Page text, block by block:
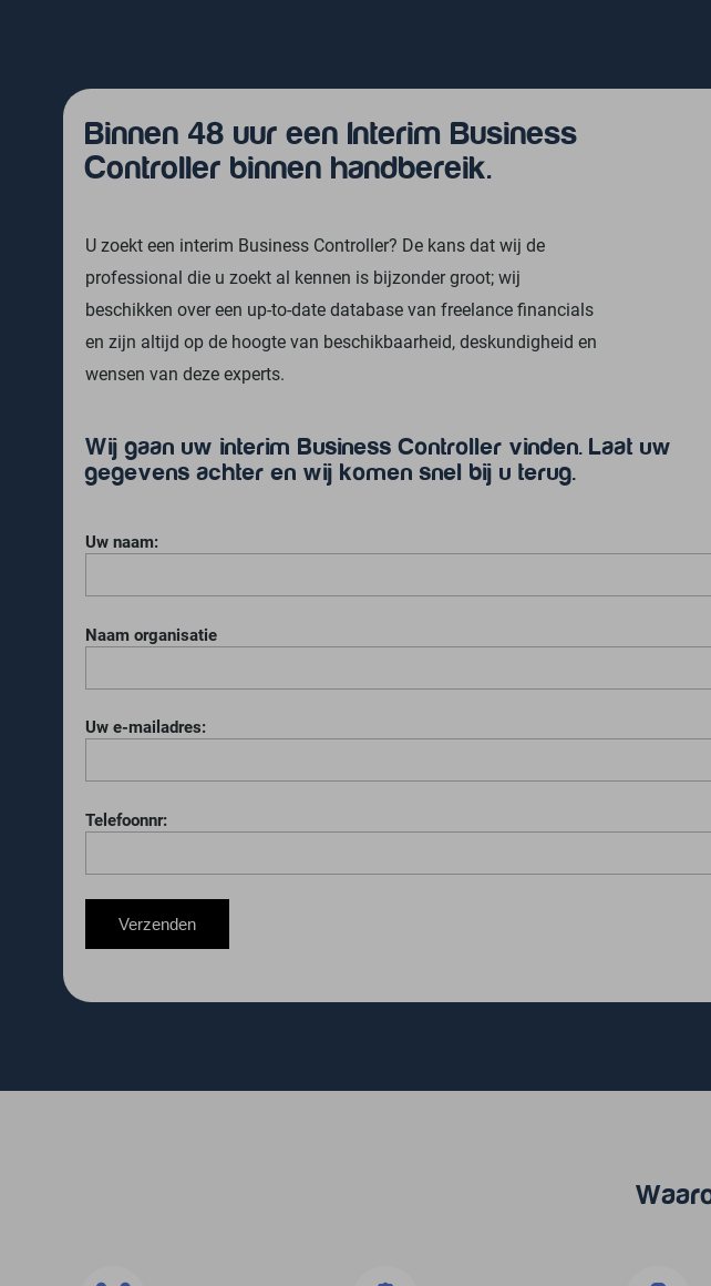
Binnen 48 uur een Interim Business
Controller binnen handbereik.
U zoekt een interim Business Controller? De kans dat wij de
professional die u zoekt al kennen is bijzonder groot; wij
beschikken over een up-to-date database van freelance financials
en zijn altijd op de hoogte van beschikbaarheid, deskundigheid en
wensen van deze experts.
Wij gaan uw interim Business Controller vinden. Laat uw
gegevens achter en wij komen snel bij u terug.
Uw naam:
Naam organisatie
Uw e-mailadres:
Telefoonnr: